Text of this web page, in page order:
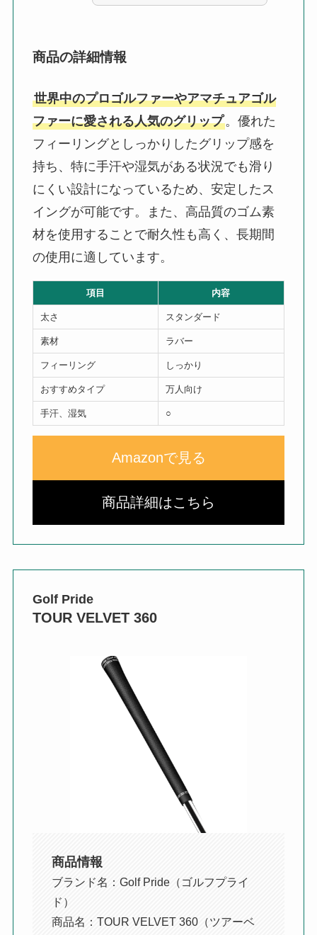
商品の詳細情報
世界中のプロゴルファーやアマチュアゴル
ファーに愛される人気のグリップ。優れた
フィーリングとしっかりしたグリップ感を
持ち、特に手汗や湿気がある状況でも滑り
にくい設計になっているため、安定したス
イングが可能です。また、高品質のゴム素
材を使用することで耐久性も高く、長期間
の使用に適しています。
項目 内容
太さ スタンダード
素材 ラバー
フィーリング しっかり
おすすめタイプ 万人向け
手汗、湿気 ○
Amazonで見る
商品詳細はこちら
Golf Pride
TOUR VELVET 360
商品情報
ブランド名：Golf Pride（ゴルフプライ
ド）
商品名：TOUR VELVET 360（ツアーベ